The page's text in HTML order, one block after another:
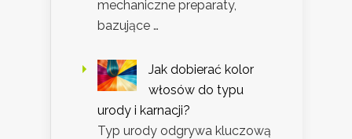
mechaniczne preparaty,
bazujące …
Jak dobierać kolor
włosów do typu
urody i karnacji?
Typ urody odgrywa kluczową